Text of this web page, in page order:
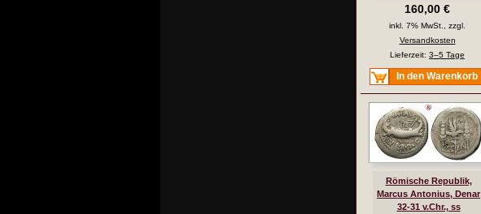
160,00 €
inkl. 7% MwSt., zzgl.
Versandkosten
Lieferzeit: 3–5 Tage
In den Warenkorb
Römische Republik,
Marcus Antonius, Denar
32-31 v.Chr., ss